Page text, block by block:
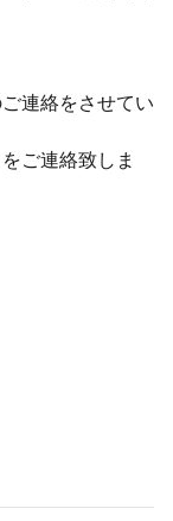
連絡をさせてい
ご連絡致しま